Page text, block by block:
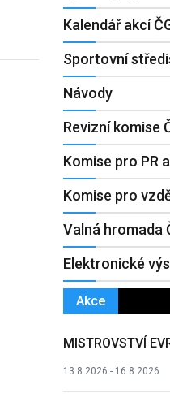
Kalendář akcí
Sportovní
Návody
Revizní komise
Komise pro PR
Komise pro
Valná hromada
Elektronické
Akce
MISTROVSTVÍ
13.8.2026 - 16.8.2026